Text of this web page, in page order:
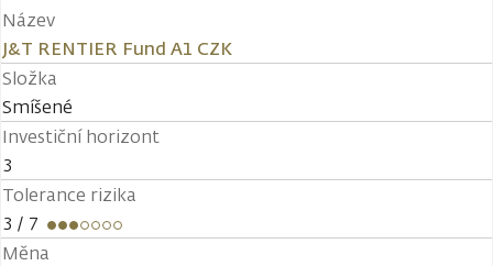
Název
J&T RENTIER Fund A1 CZK
Složka
Smíšené
Investiční horizont
3
Tolerance rizika
3 / 7
Měna